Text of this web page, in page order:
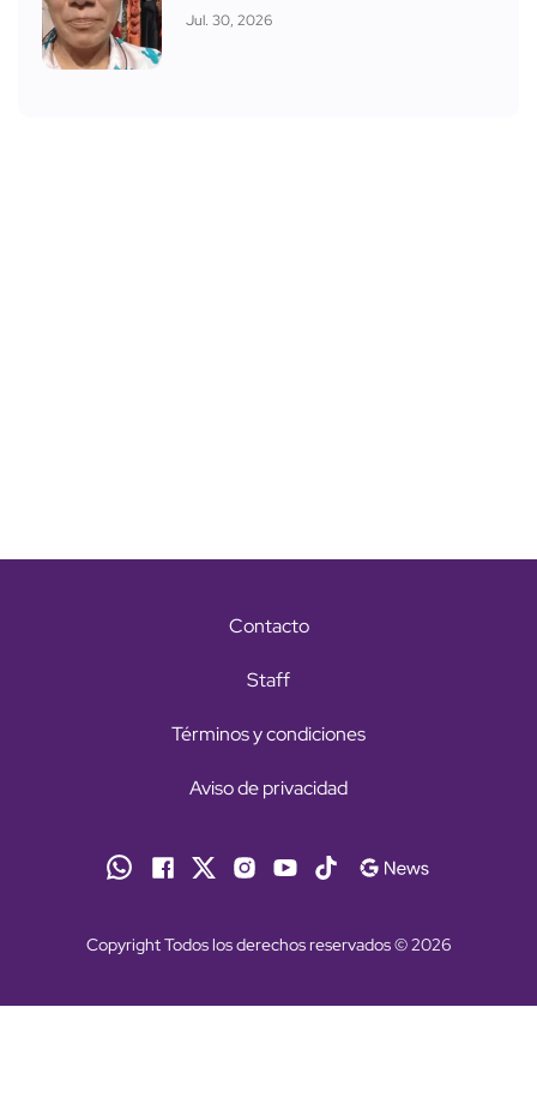
Jul. 30, 2026
Contacto
Staff
Términos y condiciones
Aviso de privacidad
Copyright Todos los derechos reservados © 2026